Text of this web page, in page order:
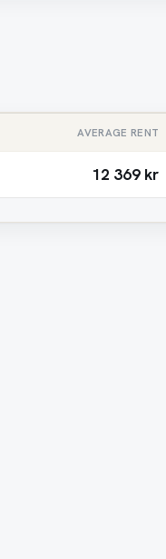
AVERAGE RENT
12 369 kr